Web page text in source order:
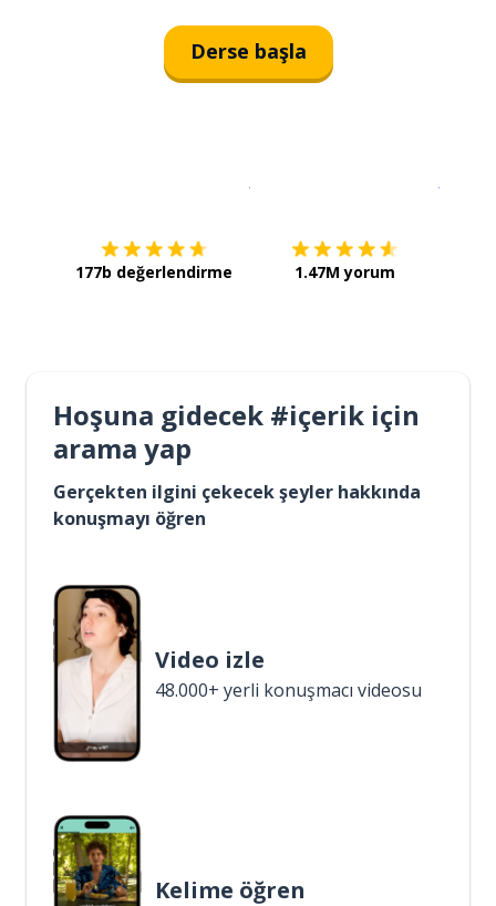
Derse başla
177b değerlendirme 1.47M yorum
Hoşuna gidecek #içerik için
arama yap
Gerçekten ilgini çekecek şeyler hakkında
konuşmayı öğren
Video izle
48.000+ yerli konuşmacı videosu
Kelime öğren